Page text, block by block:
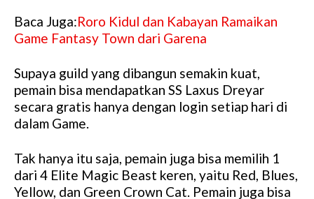
Baca Juga:Roro Kidul dan Kabayan Ramaikan
Game Fantasy Town dari Garena
Supaya guild yang dibangun semakin kuat,
pemain bisa mendapatkan SS Laxus Dreyar
secara gratis hanya dengan login setiap hari di
dalam Game.
Tak hanya itu saja, pemain juga bisa memilih 1
dari 4 Elite Magic Beast keren, yaitu Red, Blues,
Yellow, dan Green Crown Cat. Pemain juga bisa